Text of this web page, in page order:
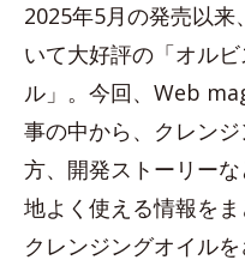
2025年5月の発売以
いて大好評の「オル
ル」。今回、Web
事の中から、クレン
方、開発ストーリー
地よく使える情報をま
クレンジングオイル